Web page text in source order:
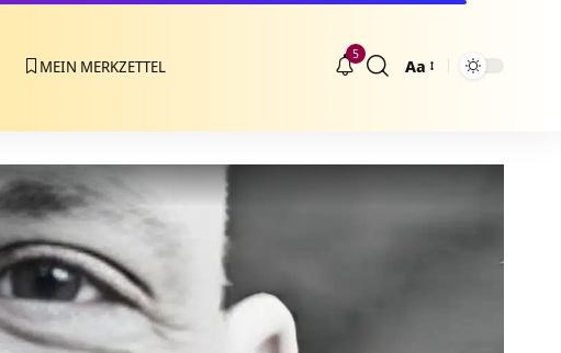
MEIN MERKZETTEL
5
Größenänderung
Aa